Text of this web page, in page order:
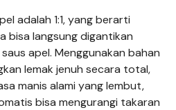
adalah 1:1, yang berarti
bisa langsung digantikan
apel. Menggunakan bahan
lemak jenuh secara total,
manis alami yang lembut,
bisa mengurangi takaran